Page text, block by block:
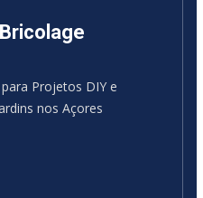
Projetos DIY e
nos Açores